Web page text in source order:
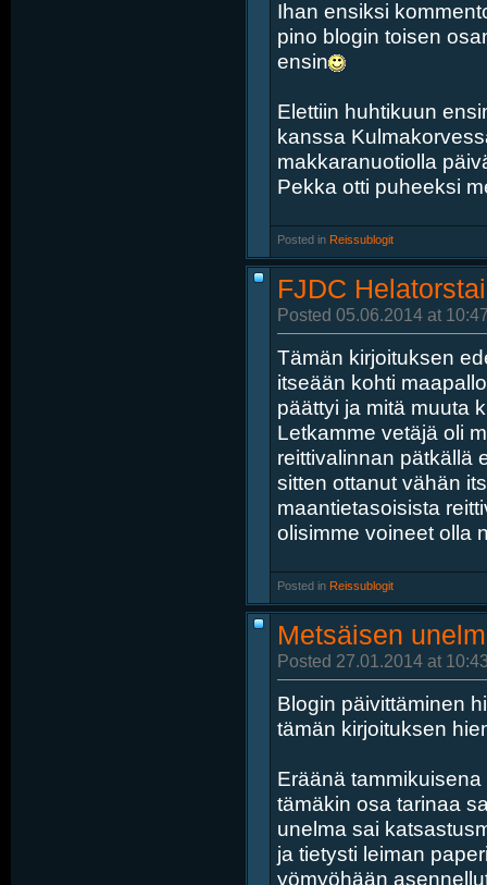
Ihan ensiksi
pino blogin toisen
ensin
Elettiin huhtikuun
kanssa
makkaranuotiolla
Pekka otti puheeksi
Posted in Reissublogit
FJDC
Posted 05.06.2014 at
Tämän kirjoituksen
itseään kohti
päättyi ja mitä muuta
Letkamme vetäjä oli
reittivalinnan pätkällä
sitten ottanut vähän
maantietasoisista
olisimme voineet olla
Posted in Reissublogit
Metsäisen
Posted 27.01.2014 at
Blogin päivittäminen
tämän kirjoituksen
Eräänä
tämäkin osa tarinaa
unelma sai
ja tietysti leiman
yömyöhään